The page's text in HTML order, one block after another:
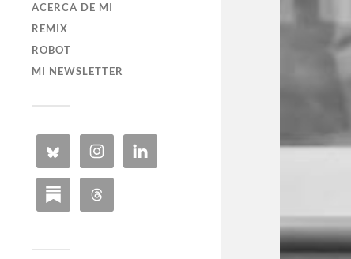
ACERCA DE MI
REMIX
ROBOT
MI NEWSLETTER